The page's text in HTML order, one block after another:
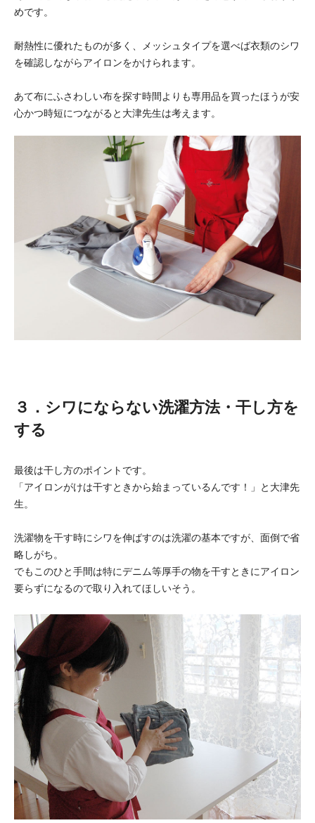
めです。
耐熱性に優れたものが多く、メッシュタイプを選べば衣類のシワ
を確認しながらアイロンをかけられます。
あて布にふさわしい布を探す時間よりも専用品を買ったほうが安
心かつ時短につながると大津先生は考えます。
３．シワにならない洗濯方法・干し方を
する
最後は干し方のポイントです。
「アイロンがけは干すときから始まっているんです！」と大津先
生。
洗濯物を干す時にシワを伸ばすのは洗濯の基本ですが、面倒で省
略しがち。
でもこのひと手間は特にデニム等厚手の物を干すときにアイロン
要らずになるので取り入れてほしいそう。